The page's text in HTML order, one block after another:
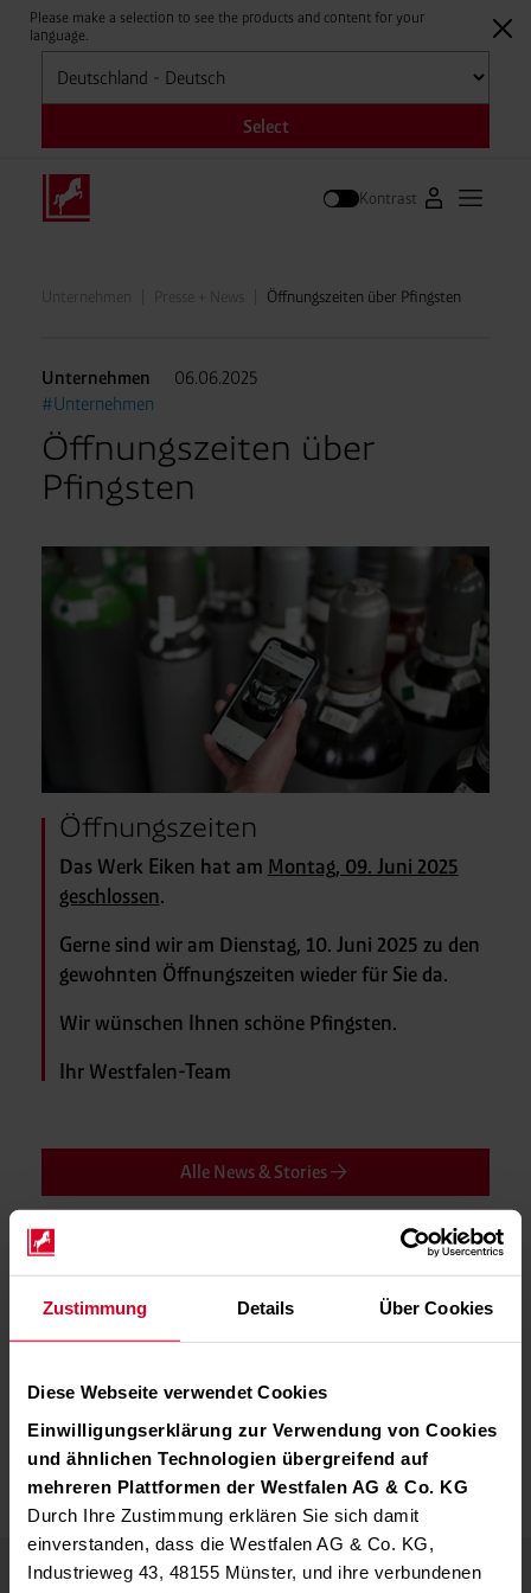
Zustimmung Details Über Cookies
Diese Webseite verwendet Cookies
Einwilligungserklärung zur Verwendung von Cookies
und ähnlichen Technologien übergreifend auf
mehreren Plattformen der Westfalen AG & Co. KG
Durch Ihre Zustimmung erklären Sie sich damit
einverstanden, dass die Westfalen AG & Co. KG,
Industrieweg 43, 48155 Münster, und ihre verbundenen
Please make a selection to see the products and content for your
language.
Auswählen
Select
Kontrast Zum
Unternehmen Presse + News Öffnungszeiten über Pfingsten
Unternehmen
06.06.2025
#Unternehmen
Öffnungszeiten über
Pfingsten
Öffnungszeiten
Das Werk Eiken hat am Montag, 09. Juni 2025
geschlossen.
Gerne sind wir am Dienstag, 10. Juni 2025 zu den
gewohnten Öffnungszeiten wieder für Sie da.
Wir wünschen Ihnen schöne Pfingsten.
Ihr Westfalen-Team
Alle News & Stories
Mehr Informationen zum Thema.
Zum Gase Onlineshop - Gaseshop Westfalen Schweiz
Hier finden Sie Ihren in der Nähe
#Unternehmen